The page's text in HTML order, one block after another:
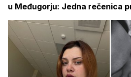
u Međugorju: Jedna rečenica